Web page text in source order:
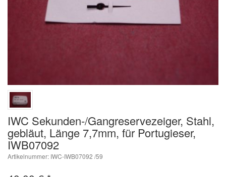
IWC Sekunden-/Gangreservezeiger, Stahl,
gebläut, Länge 7,7mm, für Portugieser,
IWB07092
Artikelnummer: IWC-IWB07092 /59